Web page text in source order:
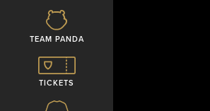
TEAM PANDA
TICKETS